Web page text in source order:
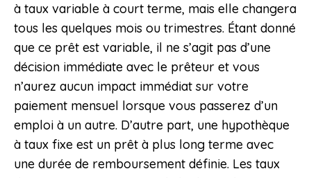
à taux variable à court terme, mais elle changera
tous les quelques mois ou trimestres. Étant donné
que ce prêt est variable, il ne s’agit pas d’une
décision immédiate avec le prêteur et vous
n’aurez aucun impact immédiat sur votre
paiement mensuel lorsque vous passerez d’un
emploi à un autre. D’autre part, une hypothèque
à taux fixe est un prêt à plus long terme avec
une durée de remboursement définie. Les taux